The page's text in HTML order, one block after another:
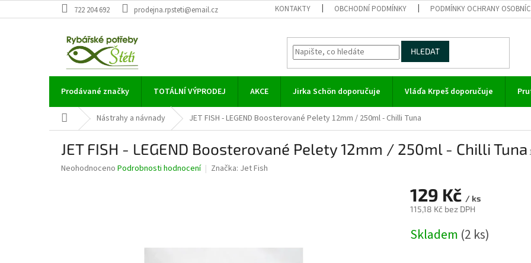
na
722 204 692 prodejna.rpsteti@email.cz KONTAKTY OBCHODNÍ PODMÍNKY PODMÍNKY OCHRANY
HLEDAT
Prodávané značky TOTÁLNÍ VÝPRODEJ AKCE Jirka Schön doporučuje Vláďa Krpeš doporučuje
Domů Nástrahy a návnady JET FISH - LEGEND Boosterované Pelety 12mm / 250ml - Chilli Tuna
JET FISH - LEGEND Boosterované Pelety 12mm / 250ml - Chilli Tuna
Průměrné
Neohodnoceno Podrobnosti hodnocení Značka: Jet Fish
129 Kč / ks
115,18 Kč bez DPH
cena:
Skladem (2 ks)